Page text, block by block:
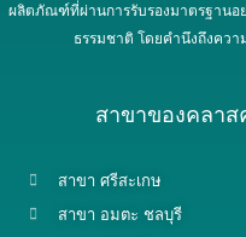
ผลิตภัณฑ์ที่ผ่านการรับรองมาตรฐานอ
ธรรมชาติ โดยคำนึงถึงคว
สาขาของคลา
สาขา ศรีสะเกษ
สาขา อมตะ ชลบุรี